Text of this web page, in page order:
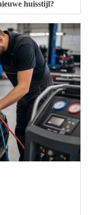
huisstijl?